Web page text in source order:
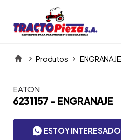
Produtos ENGRANAJE
Itens da Galeria
EATON
6231157 - ENGRANAJE
ESTOY INTERESADO